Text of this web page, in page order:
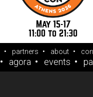
May 15-17
11:00 to 21:30
partners about
agora events